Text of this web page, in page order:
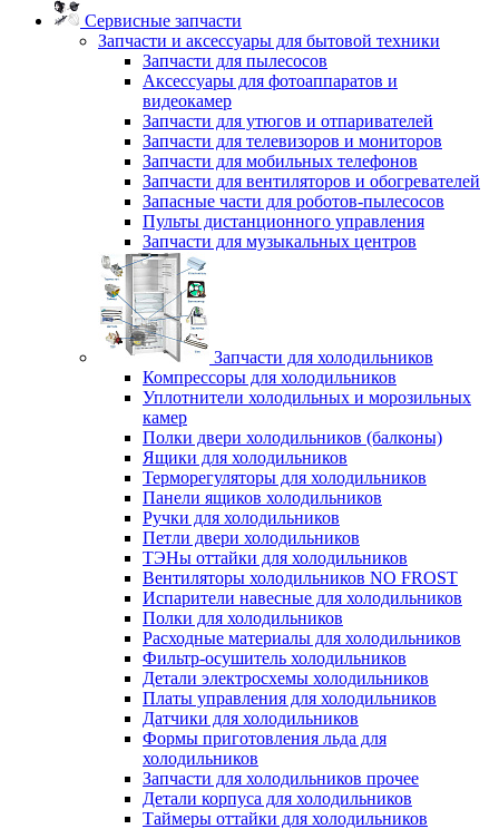
Сервисные запчасти
Запчасти и аксессуары для бытовой техники
Запчасти для пылесосов
Аксессуары для фотоаппаратов и
видеокамер
Запчасти для утюгов и отпаривателей
Запчасти для телевизоров и мониторов
Запчасти для мобильных телефонов
Запчасти для вентиляторов и обогревателей
Запасные части для роботов-пылесосов
Пульты дистанционного управления
Запчасти для музыкальных центров
Запчасти для холодильников
Компрессоры для холодильников
Уплотнители холодильных и морозильных
камер
Полки двери холодильников (балконы)
Ящики для холодильников
Терморегуляторы для холодильников
Панели ящиков холодильников
Ручки для холодильников
Петли двери холодильников
ТЭНы оттайки для холодильников
Вентиляторы холодильников NO FROST
Испарители навесные для холодильников
Полки для холодильников
Расходные материалы для холодильников
Фильтр-осушитель холодильников
Детали электросхемы холодильников
Платы управления для холодильников
Датчики для холодильников
Формы приготовления льда для
холодильников
Запчасти для холодильников прочее
Детали корпуса для холодильников
Таймеры оттайки для холодильников